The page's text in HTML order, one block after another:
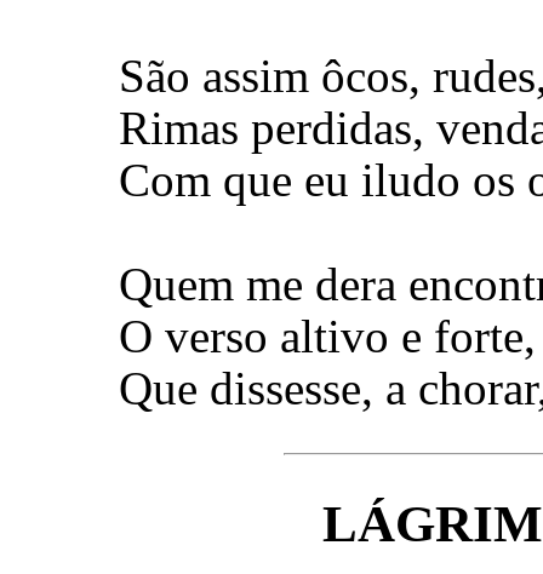
São assim ôcos,
Rimas perdidas,
Com que eu iludo os
Quem me dera
O verso altivo e
Que dissesse, a